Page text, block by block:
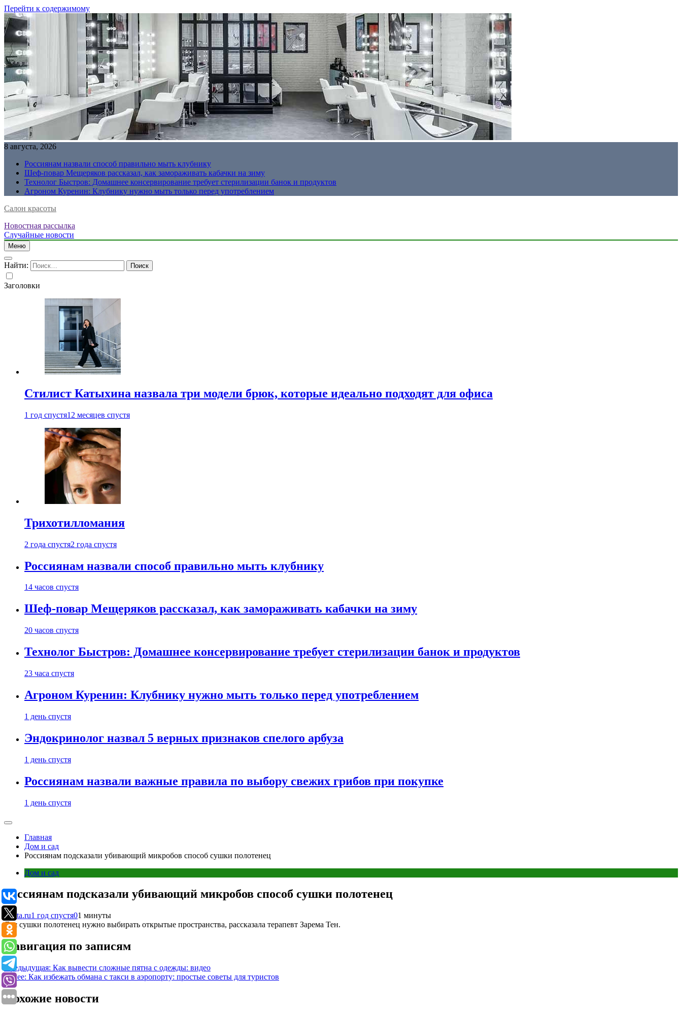
Перейти к содержимому
8 августа, 2026
Россиянам назвали способ правильно мыть клубнику
Шеф-повар Мещеряков рассказал, как замораживать кабачки на зиму
Технолог Быстров: Домашнее консервирование требует стерилизации банок и продуктов
Агроном Куренин: Клубнику нужно мыть только перед употреблением
Салон красоты
Новостная рассылка
Случайные новости
Меню
Найти:
Заголовки
Стилист Катыхина назвала три модели брюк, которые идеально подходят для офиса
1 год спустя12 месяцев спустя
Трихотилломания
2 года спустя2 года спустя
Россиянам назвали способ правильно мыть клубнику
14 часов спустя
Шеф-повар Мещеряков рассказал, как замораживать кабачки на зиму
20 часов спустя
Технолог Быстров: Домашнее консервирование требует стерилизации банок и продуктов
23 часа спустя
Агроном Куренин: Клубнику нужно мыть только перед употреблением
1 день спустя
Эндокринолог назвал 5 верных признаков спелого арбуза
1 день спустя
Россиянам назвали важные правила по выбору свежих грибов при покупке
1 день спустя
Главная
Дом и сад
Россиянам подсказали убивающий микробов способ сушки полотенец
Дом и сад
Россиянам подсказали убивающий микробов способ сушки полотенец
Lenta.ru1 год спустя01 минуты
Для сушки полотенец нужно выбирать открытые пространства, рассказала терапевт Зарема Тен.
Навигация по записям
Предыдущая: Как вывести сложные пятна с одежды: видео
Далее: Как избежать обмана с такси в аэропорту: простые советы для туристов
Похожие новости